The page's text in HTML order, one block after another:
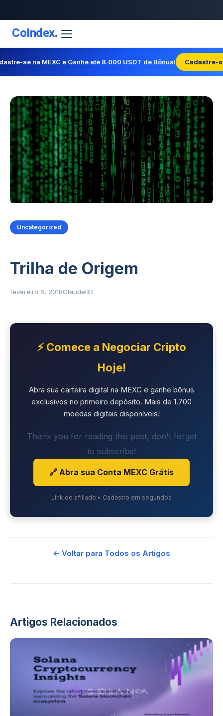
CoIndex.
se na MEXC e Ganhe até 8.000 USDT de Bônus! Cadastre-
Uncategorized
Trilha de Origem
fevereiro 6, 2018ClaudeBR
⚡ Comece a Negociar Cripto
Hoje!
Abra sua carteira digital na MEXC e ganhe bônus
exclusivos no primeiro depósito. Mais de 1.700
moedas digitais disponíveis!
Thank you for reading this post, don't forget
to subscribe!
🔗 Abra sua Conta MEXC Grátis
Link de afiliado • Cadastro em segundos
← Voltar para Todos os Artigos
Artigos Relacionados